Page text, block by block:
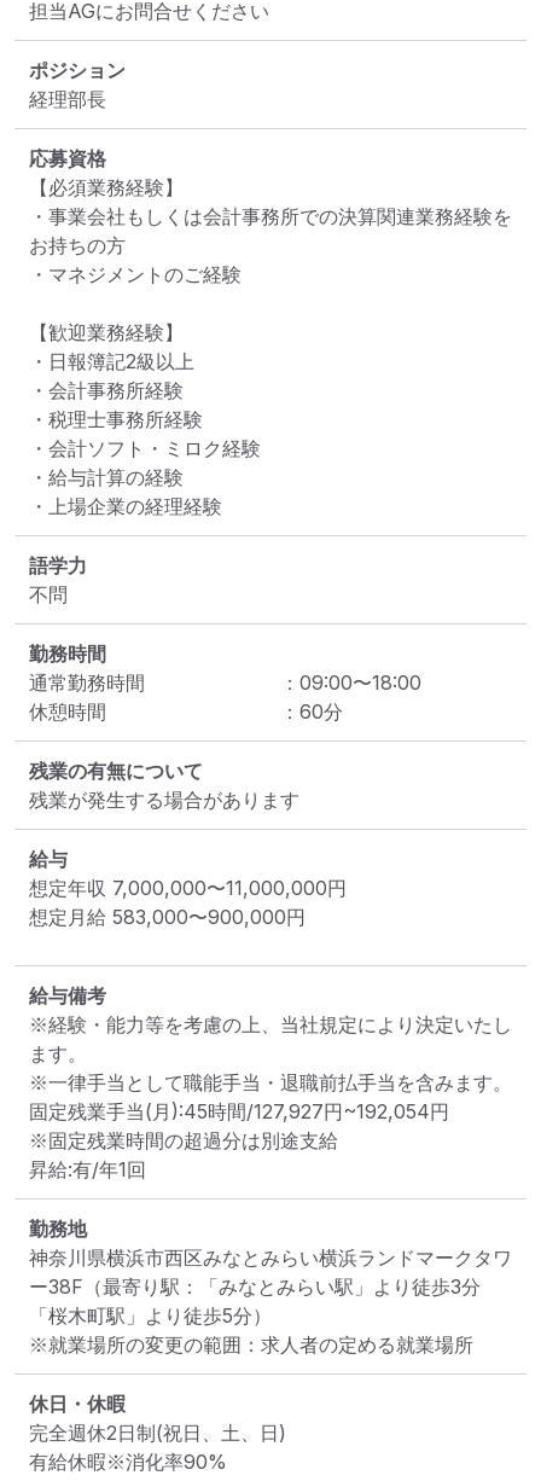
担当AGにお問合せください
ポジション
経理部長
応募資格
【必須業務経験】
・事業会社もしくは会計事務所での決算関連業務経験を
お持ちの方
・マネジメントのご経験
【歓迎業務経験】
・日報簿記2級以上
・会計事務所経験
・税理士事務所経験
・会計ソフト・ミロク経験
・給与計算の経験
・上場企業の経理経験
語学力
不問
勤務時間
通常勤務時間
： 09:00〜18:00
休憩時間
： 60分
残業の有無について
残業が発生する場合があります
給与
想定年収 7,000,000〜11,000,000円
想定月給 583,000〜900,000円
給与備考
※経験・能力等を考慮の上、当社規定により決定いたし
ます。
※一律手当として職能手当・退職前払手当を含みます。
固定残業手当(月):45時間/127,927円~192,054円
※固定残業時間の超過分は別途支給
昇給:有/年1回
勤務地
神奈川県横浜市西区みなとみらい横浜ランドマークタワ
ー38F （最寄り駅：「みなとみらい駅」より徒歩3分
「桜木町駅」より徒歩5分）
※就業場所の変更の範囲：求人者の定める就業場所
休日・休暇
完全週休2日制(祝日、土、日)
有給休暇※消化率90%